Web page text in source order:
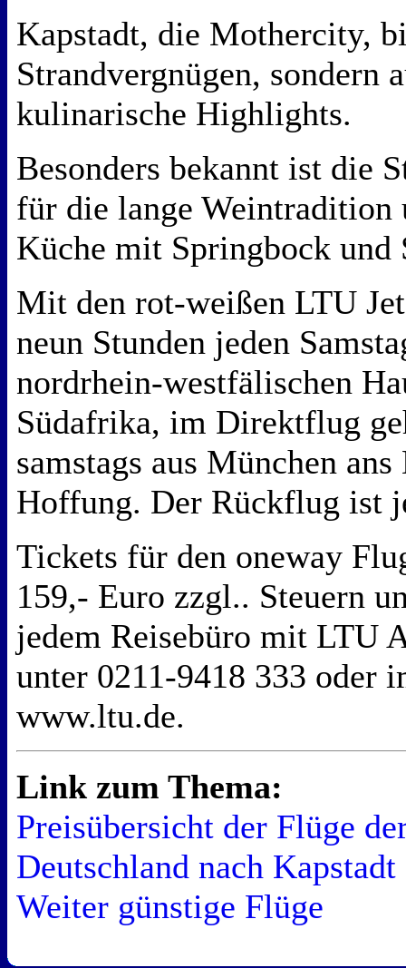
Kapstadt, die Mothercity,
Strandvergnügen, sondern
kulinarische Highlights.
Besonders bekannt ist die
für die lange Weintradition
Küche mit Springbock und
Mit den rot-weißen LTU
neun Stunden jeden
nordrhein-westfälischen
Südafrika, im Direktflug
samstags aus München
Hoffung. Der Rückflug ist
Tickets für den oneway
159,- Euro zzgl.. Steuern
jedem Reisebüro mit LTU
unter 0211-9418 333 oder
www.ltu.de.
Link zum Thema:
Preisübersicht der Flüge
Deutschland nach Kapstadt
Weiter günstige Flüge